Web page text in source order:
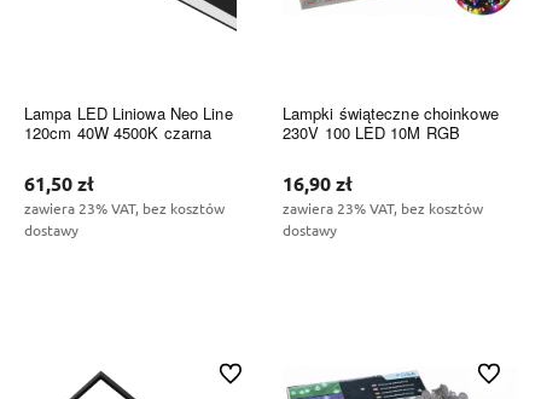
Lampa LED Liniowa Neo Line
120cm 40W 4500K czarna
61,50 zł
zawiera 23% VAT, bez kosztów
dostawy
Lampki świąteczne choinkowe
230V 100 LED 10M RGB
16,90 zł
zawiera 23% VAT, bez kosztów
dostawy
Do ulubionych Do